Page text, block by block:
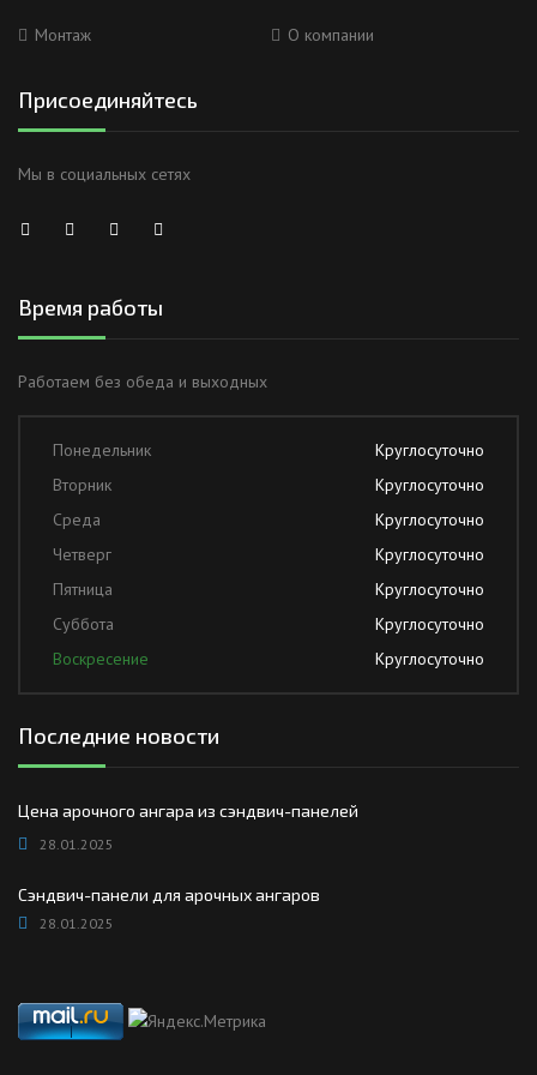
Монтаж О компании
Присоединяйтесь
Мы в социальных сетях
Время работы
Работаем без обеда и выходных
Понедельник
Круглосуточно
Вторник
Круглосуточно
Среда
Круглосуточно
Четверг
Круглосуточно
Пятница
Круглосуточно
Суббота
Круглосуточно
Воскресение
Круглосуточно
Последние новости
Цена арочного ангара из сэндвич-панелей
28.01.2025
Сэндвич-панели для арочных ангаров
28.01.2025